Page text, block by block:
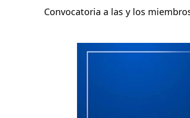
Convocatoria a las y los